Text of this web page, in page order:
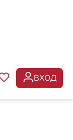
У ВАС ЕСТЬ
ВХОД